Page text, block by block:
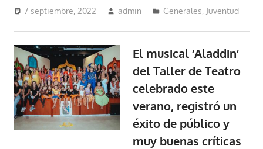
7 septiembre, 2022 admin Generales, Juventud
El musical ‘Aladdin’
del Taller de Teatro
celebrado este
verano, registró un
éxito de público y
muy buenas críticas